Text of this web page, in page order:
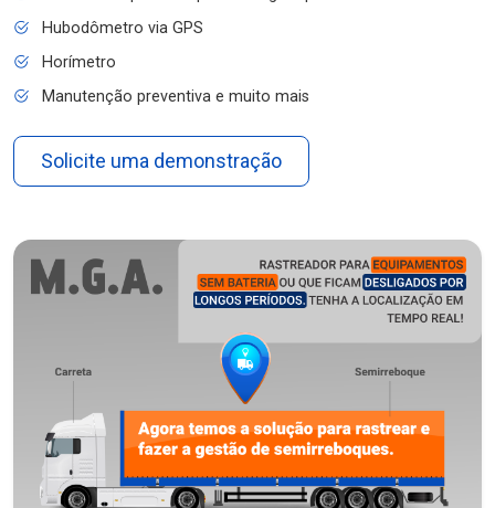
Hubodômetro via GPS
Horímetro
Manutenção preventiva e muito mais
Solicite uma demonstração